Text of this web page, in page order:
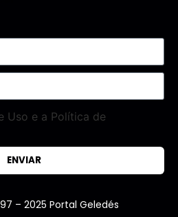
Uso e a Política de
ENVIAR
– 2025 Portal Geledés